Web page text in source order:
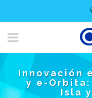
Innovación
y e-Orbita:
Isla